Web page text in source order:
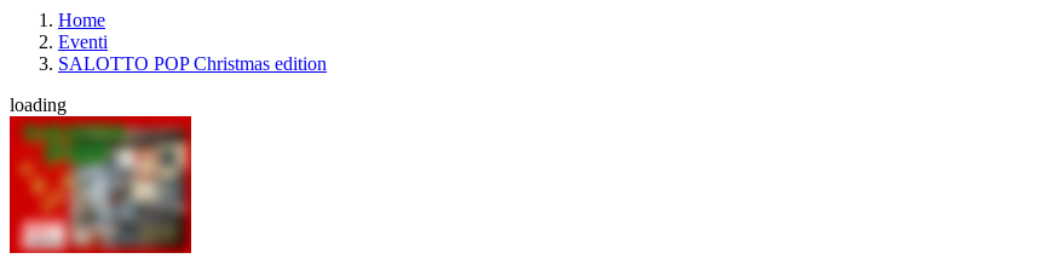
Home
Eventi
SALOTTO POP Christmas edition
loading